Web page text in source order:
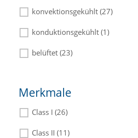
konvektionsgekühlt (27)
konduktionsgekühlt (1)
belüftet (23)
Merkmale
Class I (26)
Class II (11)